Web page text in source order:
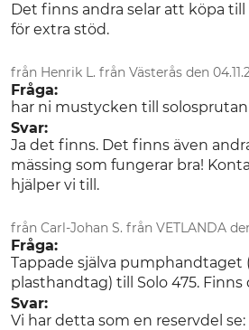
Det finns andra selar att köpa
för extra stöd.
från Henrik L. från Västerås den
Fråga:
har ni mustycken till
Svar:
Ja det finns. Det finns även
mässing som fungerar bra!
hjälper vi till.
från Carl-Johan S. från VETLANDA
Fråga:
Tappade själva pumphandtaget
plasthandtag) till Solo 475.
Svar:
Vi har detta som en reservdel